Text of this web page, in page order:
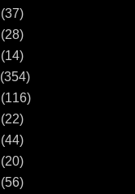
(37)
(28)
(14)
(354)
(116)
(22)
(44)
(20)
(56)